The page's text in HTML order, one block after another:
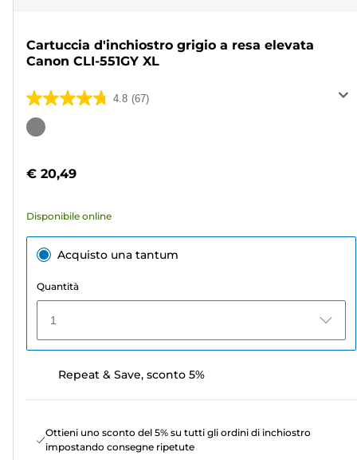
Cartuccia d'inchiostro grigio a resa elevata
Canon CLI-551GY XL
4.8 (67)
4.8
su
67
Cartuccia
colori
€ 20,49
Disponibile online
Acquisto una tantum
Quantità
1
Repeat & Save, sconto 5%
Ottieni uno sconto del 5% su tutti gli ordini di inchiostro
impostando consegne ripetute